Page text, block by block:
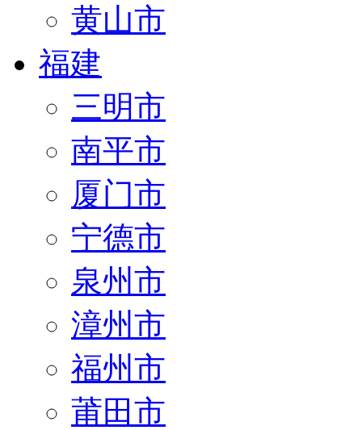
黄山市
福建
三明市
南平市
厦门市
宁德市
泉州市
漳州市
福州市
莆田市